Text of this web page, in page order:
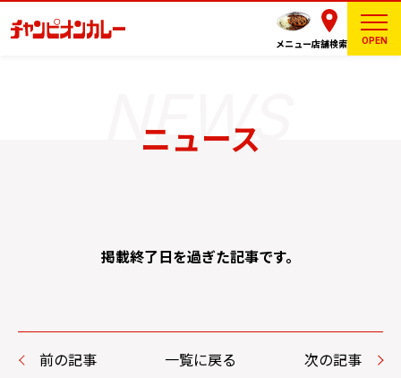
メニュー店舗検索 OPEN
ニュース
掲載終了日を過ぎた記事です。
前の記事 一覧に戻る 次の記事